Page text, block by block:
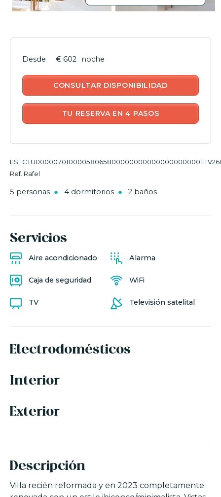
Ref. Rafel
5 personas 4 dormitorios 2 baños
Servicios
Aire acondicionado Alarma
Caja de seguridad WiFi
TV Televisión satelital
Electrodomésticos
Interior
Exterior
Descripción
Villa recién reformada y en 2023 completamente
€ 602 noche
CONSULTAR DISPONIBILIDAD
TU RESERVA EN 4 PASOS